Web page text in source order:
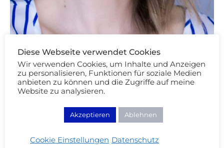
Beauty Review
Der ultimative Lorac Pro Paletten
Vergleich – welche ist besser?
12/09/2014
Diese Webseite verwendet Cookies
Wir verwenden Cookies, um Inhalte und Anzeigen
zu personalisieren, Funktionen für soziale Medien
anbieten zu können und die Zugriffe auf meine
Website zu analysieren.
Akzeptieren Ablehnen
Cookie Einstellungen Datenschutz